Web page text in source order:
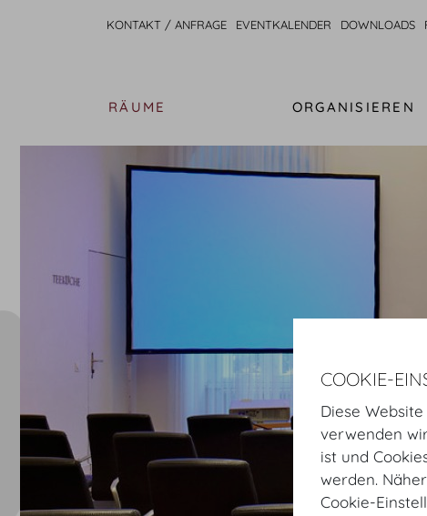
KONTAKT / ANFRAGE EVENTKALENDER DOWNLOADS
RÄUME ORGANISIEREN
COOKIE-
Diese
verwenden
ist und
werden.
Cookie-